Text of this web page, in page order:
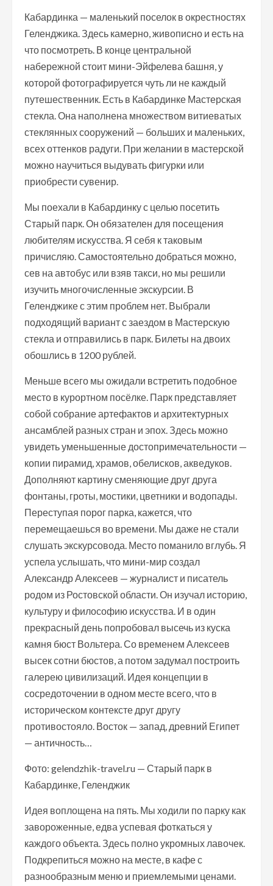
Кабардинка — маленький поселок в окрестностях
Геленджика. Здесь камерно, живописно и есть на
что посмотреть. В конце центральной
набережной стоит мини-Эйфелева башня, у
которой фотографируется чуть ли не каждый
путешественник. Есть в Кабардинке Мастерская
стекла. Она наполнена множеством витиеватых
стеклянных сооружений — больших и маленьких,
всех оттенков радуги. При желании в мастерской
можно научиться выдувать фигурки или
приобрести сувенир.
Мы поехали в Кабардинку с целью посетить
Старый парк. Он обязателен для посещения
любителям искусства. Я себя к таковым
причисляю. Самостоятельно добраться можно,
сев на автобус или взяв такси, но мы решили
изучить многочисленные экскурсии. В
Геленджике с этим проблем нет. Выбрали
подходящий вариант с заездом в Мастерскую
стекла и отправились в парк. Билеты на двоих
обошлись в 1200 рублей.
Меньше всего мы ожидали встретить подобное
место в курортном посёлке. Парк представляет
собой собрание артефактов и архитектурных
ансамблей разных стран и эпох. Здесь можно
увидеть уменьшенные достопримечательности —
копии пирамид, храмов, обелисков, акведуков.
Дополняют картину сменяющие друг друга
фонтаны, гроты, мостики, цветники и водопады.
Переступая порог парка, кажется, что
перемещаешься во времени. Мы даже не стали
слушать экскурсовода. Место поманило вглубь. Я
успела услышать, что мини-мир создал
Александр Алексеев — журналист и писатель
родом из Ростовской области. Он изучал историю,
культуру и философию искусства. И в один
прекрасный день попробовал высечь из куска
камня бюст Вольтера. Со временем Алексеев
высек сотни бюстов, а потом задумал построить
галерею цивилизаций. Идея концепции в
сосредоточении в одном месте всего, что в
историческом контексте друг другу
противостояло. Восток — запад, древний Египет
— античность…
Фото: gelendzhik-travel.ru — Старый парк в
Кабардинке, Геленджик
Идея воплощена на пять. Мы ходили по парку как
завороженные, едва успевая фоткаться у
каждого объекта. Здесь полно укромных лавочек.
Подкрепиться можно на месте, в кафе с
разнообразным меню и приемлемыми ценами.